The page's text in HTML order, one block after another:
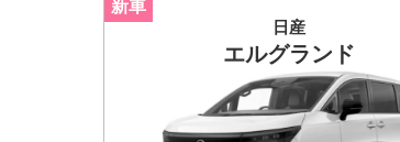
日産
エルグランド